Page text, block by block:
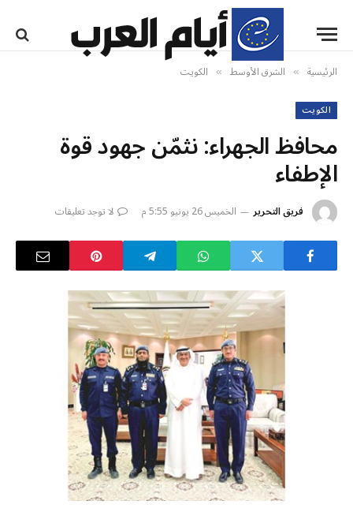
الرئيسية » الشرق الأوسط » الكويت
الكويت
محافظ الجهراء: نثمّن جهود قوة
الإطفاء
فريق التحرير الخميس 26 يونيو 5:55 م لا توجد تعليقات